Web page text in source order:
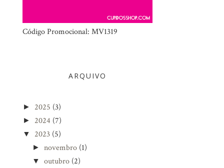
Código Promocional: MV1319
ARQUIVO
► 2025 (3)
► 2024 (7)
▼ 2023 (5)
►novembro (1)
▼outubro (2)